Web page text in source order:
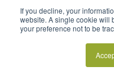
If you decline, your
website. A single cookie will
your preference not to be